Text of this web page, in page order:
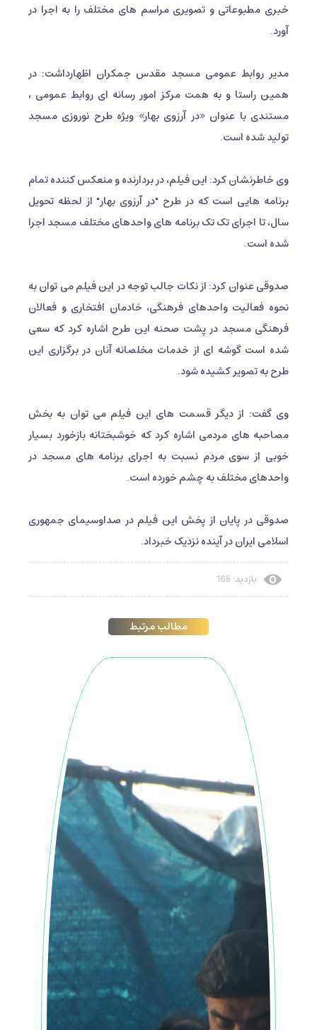
خبری مطبوعاتی و تصویری مراسم های مختلف را به اجرا در
آورد.
مدیر روابط عمومی مسجد مقدس جمکران اظهارداشت: در
همین راستا و به همت مرکز امور رسانه ای روابط عمومی ،
مستندی با عنوان «در آرزوی بهار» ویژه طرح نوروزی مسجد
تولید شده است.
وی خاطرنشان کرد: این فیلم، در بردارنده و منعکس کننده تمام
برنامه هایی است که در طرح "در آرزوی بهار" از لحظه تحویل
سال، تا اجرای تک تک برنامه های واحدهای مختلف مسجد اجرا
شده است.
صدوقی عنوان کرد: از نکات جالب توجه در این فیلم می توان به
نحوه فعالیت واحدهای فرهنگی، خادمان افتخاری و فعالان
فرهنگی مسجد در پشت صحنه این طرح اشاره کرد که سعی
شده است گوشه ای از خدمات مخلصانه آنان در برگزاری این
طرح به تصویر کشیده شود.
وی گفت: از دیگر قسمت های این فیلم می توان به بخش
مصاحبه های مردمی اشاره کرد که خوشبختانه بازخورد بسیار
خوبی از سوی مردم نسبت به اجرای برنامه های مسجد در
واحدهای مختلف به چشم خورده است.
صدوقی در پایان از پخش این فیلم در صداوسیمای جمهوری
اسلامی ایران در آینده نزدیک خبرداد.
بازدید: 165
مطالب مرتبط